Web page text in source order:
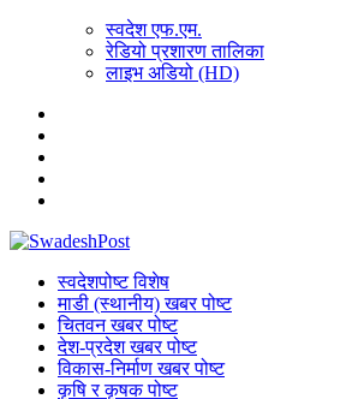
स्वदेश एफ.एम.
रेडियो प्रशारण तालिका
लाइभ अडियो (HD)
स्वदेशपोष्ट विशेष
माडी (स्थानीय) खबर पोष्ट
चितवन खबर पोष्ट
देश-प्रदेश खबर पोष्ट
विकास-निर्माण खबर पोष्ट
कृषि र कृषक पोष्ट